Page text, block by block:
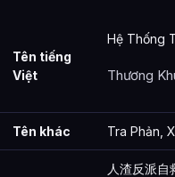
Tên tiếng
Việt
Hệ Thống
Thương
Tên khác Tra Phản,
人渣反派自